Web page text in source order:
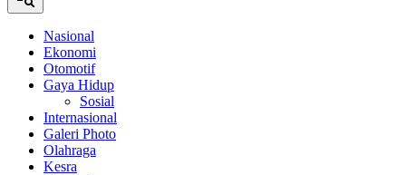
Nasional
Ekonomi
Otomotif
Gaya Hidup
Sosial
Internasional
Galeri Photo
Olahraga
Kesra